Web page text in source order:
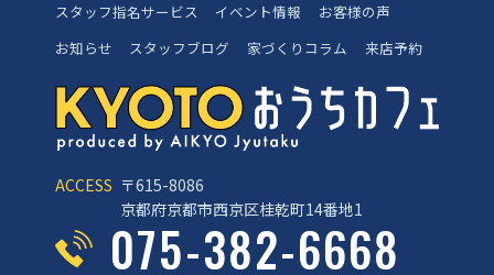
ACCESS 〒615-8086
京都府京都市西京区桂乾町14番地1
075-382-6668
スタッフ指名サービス
イベント情報
お客様の声
お知らせ
スタッフブログ 家づくりコラム 来店予約